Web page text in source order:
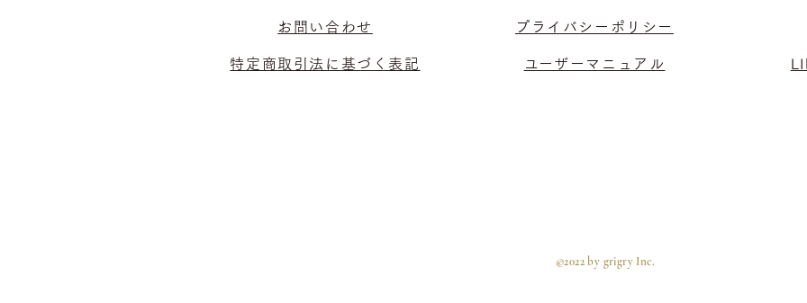
お問い合わせ
特定商取引法に基づく表記
プライバシーポリシー
​ユーザーマニュアル
©2022 by grigry Inc.